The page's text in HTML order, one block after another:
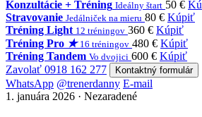
Konzultácie + Tréning Ideálny štart 50 €
Stravovanie Jedálniček na mieru 80 € Kúpiť
Tréning Light 12 tréningov 360 € Kúpiť
Tréning Pro ★ 16 tréningov 480 € Kúpiť
Tréning Tandem Vo dvojici 600 € Kúpiť
Zavolať 0918 162 277
Kontaktný formulár
WhatsApp @trenerdanny E-mail
1. januára 2026 · Nezaradené